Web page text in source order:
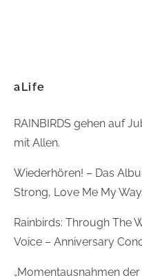
aLife
RAINBIRDS gehen auf
mit Allen.
Wiederhören! – Das
Strong, Love Me My
Rainbirds: Through The
Voice – Anniversary
„Momentausnahmen